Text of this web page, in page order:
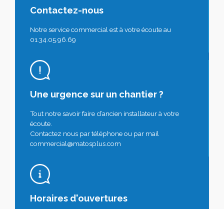
Contactez-nous
Notre service commercial est à votre écoute au
01.34.05.96.69
Une urgence sur un chantier ?
Tout notre savoir faire d’ancien installateur à votre
écoute.
Contactez nous par téléphone ou par mail
commercial@matosplus.com
Horaires d'ouvertures